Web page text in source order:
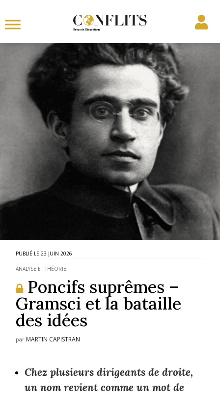
23 JUIN 2026
ANALYSE ET THÉORIE
Poncifs suprêmes –
Gramsci et la bataille
des idées
par MARTIN CAPISTRAN
Chez plusieurs dirigeants de droite,
un nom revient comme un mot de